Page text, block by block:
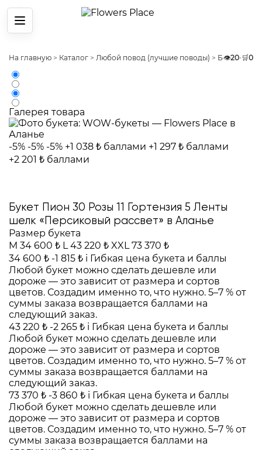
Меню
На главную > Каталог > Любой повод (лучшие поводы) > Без повода
👁️20• 🛒0
Галерея товара
-5% -5% -5% +1 038 ₺ баллами +1 297 ₺ баллами
+2 201 ₺ баллами
Букет Пион 30 Розы 11 Гортензия 5 Ленты
шелк «Персиковый рассвет» в Аланье
Размер букета
M 34 600 ₺ L 43 220 ₺ XXL 73 370 ₺
34 600 ₺ -1 815 ₺ i Гибкая цена букета и баллы
Любой букет можно сделать дешевле или
дороже — это зависит от размера и сортов
цветов. Создадим именно то, что нужно. 5–7 % от
суммы заказа возвращается баллами на
следующий заказ.
43 220 ₺ -2 265 ₺ i Гибкая цена букета и баллы
Любой букет можно сделать дешевле или
дороже — это зависит от размера и сортов
цветов. Создадим именно то, что нужно. 5–7 % от
суммы заказа возвращается баллами на
следующий заказ.
73 370 ₺ -3 860 ₺ i Гибкая цена букета и баллы
Любой букет можно сделать дешевле или
дороже — это зависит от размера и сортов
цветов. Создадим именно то, что нужно. 5–7 % от
суммы заказа возвращается баллами на